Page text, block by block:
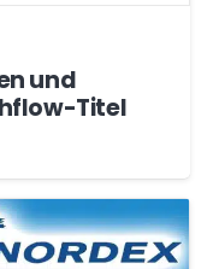
und
Titel